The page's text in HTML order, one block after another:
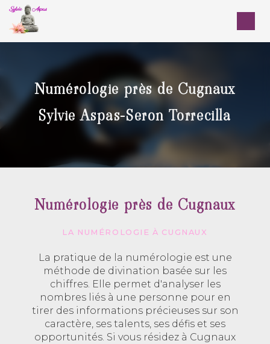
Numérologie près de Cugnaux
Sylvie Aspas-Seron Torrecilla
Numérologie près de Cugnaux
LA NUMÉROLOGIE À CUGNAUX
La pratique de la numérologie est une
méthode de divination basée sur les
chiffres. Elle permet d'analyser les
nombres liés à une personne pour en
tirer des informations précieuses sur son
caractère, ses talents, ses défis et ses
opportunités. Si vous résidez à Cugnaux
Panneau de gestion des cookies